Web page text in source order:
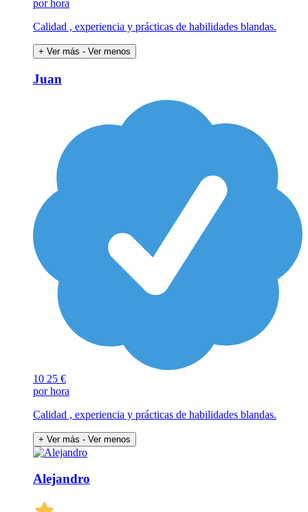
por hora
Calidad , experiencia y prácticas de habilidades blandas.
+ Ver más - Ver menos
Juan
10 25 €
por hora
Calidad , experiencia y prácticas de habilidades blandas.
+ Ver más - Ver menos
Alejandro